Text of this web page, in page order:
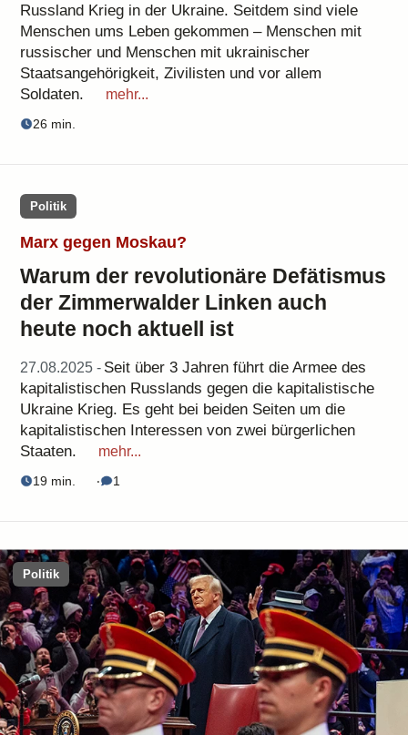
Russland Krieg in der Ukraine. Seitdem sind viele
Menschen ums Leben gekommen – Menschen mit
russischer und Menschen mit ukrainischer
Staatsangehörigkeit, Zivilisten und vor allem
Soldaten.
mehr...
26 min.
Politik
Marx gegen Moskau?
Warum der revolutionäre Defätismus
der Zimmerwalder Linken auch
heute noch aktuell ist
27.08.2025 - Seit über 3 Jahren führt die Armee des
kapitalistischen Russlands gegen die kapitalistische
Ukraine Krieg. Es geht bei beiden Seiten um die
kapitalistischen Interessen von zwei bürgerlichen
Staaten.
mehr...
19 min. ‧ 1
Politik